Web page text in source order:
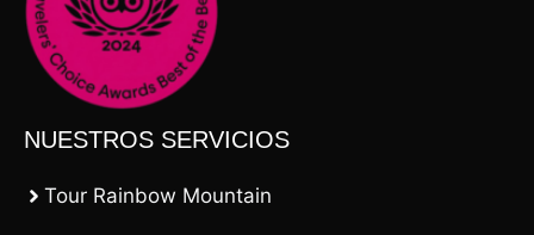
NUESTROS SERVICIOS
Tour Rainbow Mountain